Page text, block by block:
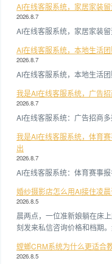
AI在线客服系统，家居家装
2026.8.7
AI在线客服系统，家居家装
AI在线客服系统，本地生活
2026.8.7
AI在线客服系统，本地生活
我是AI在线客服系统，广告
2026.8.7
AI在线客服系统：广告招商
我是AI在线客服系统，体育
出
2026.8.7
AI在线客服系统：体育赛事
婚纱摄影店怎么用AI接住凌
2026.8.5
晨两点，一位准新娘躺在床
刻发来私信咨询价格和档期
螳螂CRM系统为什么更适合
2026.8.5